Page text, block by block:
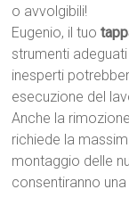
o avvolgibili!
Eugenio, il tuo
strumenti
inesperti
esecuzione del
Anche la
richiede la
montaggio delle
consentiranno